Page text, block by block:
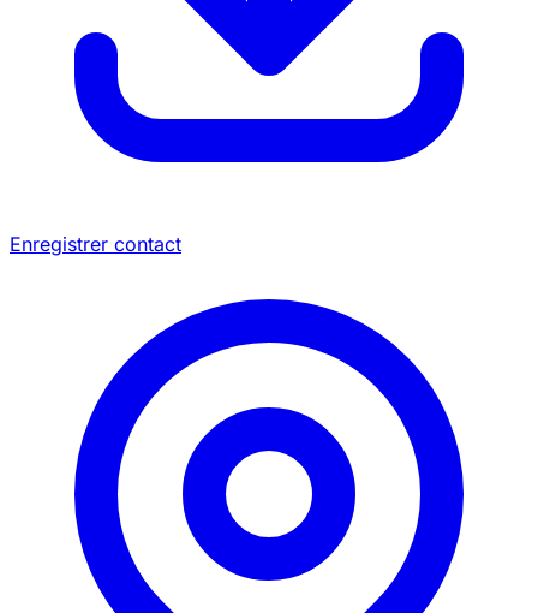
Enregistrer contact